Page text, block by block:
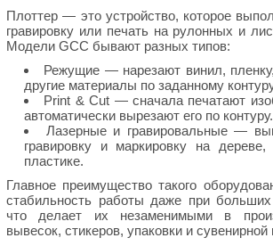
Плоттер — это устройство, которое
гравировку или печать на рулонных и
Модели GCC бывают разных типов:
Режущие — нарезают винил,
другие материалы по заданному
Print & Cut — сначала печатают
автоматически вырезают его по контуру.
Лазерные и гравировальные —
гравировку и маркировку на
пластике.
Главное преимущество такого
стабильность работы даже при
что делает их незаменимыми в
вывесок, стикеров, упаковки и сувенирной